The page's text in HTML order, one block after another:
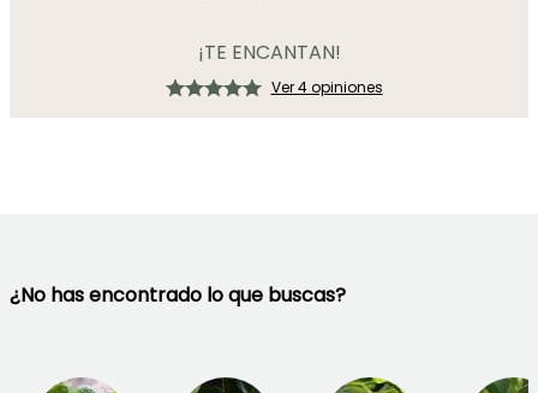
¡TE ENCANTAN!
Ver 4 opiniones
¿No has encontrado lo que buscas?